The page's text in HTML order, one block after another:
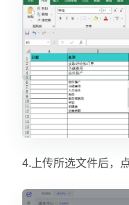
4.上传所选文件后，